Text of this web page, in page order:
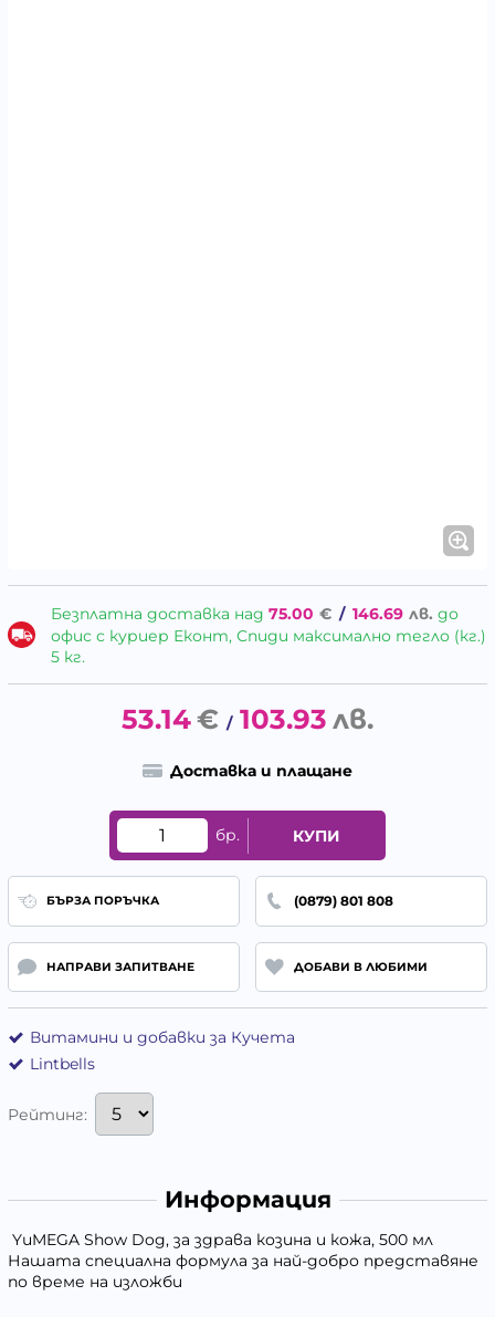
Безплатна доставка над 75.00 € / 146.69 лв. до
офис с куриер Еконт, Спиди максимално тегло (кг.)
5 кг.
53.14€ / 103.93 лв.
Доставка и плащане
бр. КУПИ
БЪРЗА ПОРЪЧКА (0879) 801 808
НАПРАВИ ЗАПИТВАНЕ ДОБАВИ В ЛЮБИМИ
Витамини и добавки за Кучета
Lintbells
Рейтинг:
Информация
YuMEGA Show Dog, за здрава козина и кожа, 500 мл
Нашата специална формула за най-добро представяне
по време на изложби